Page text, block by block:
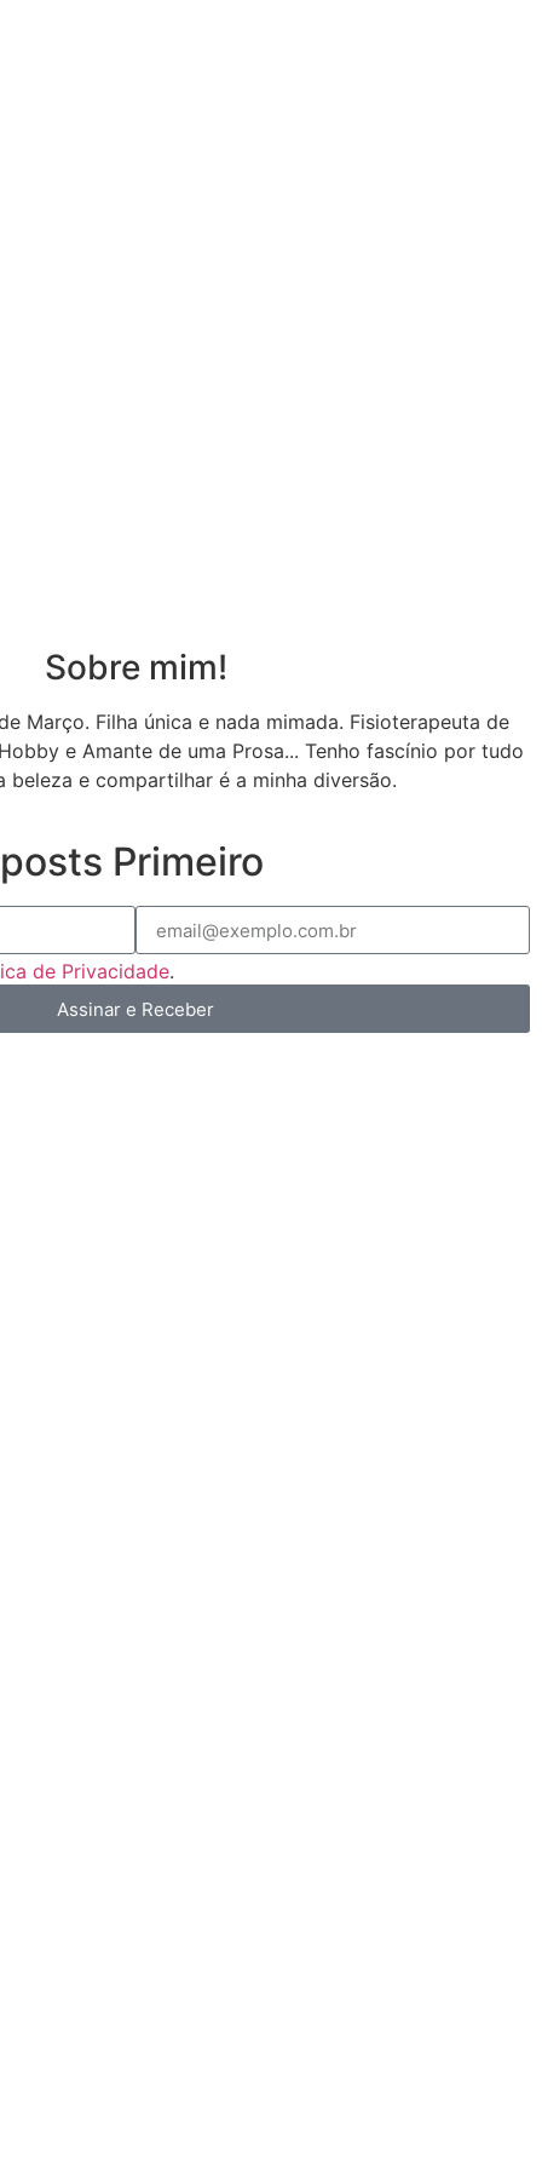
Sobre mim!
Março. Filha única e nada mimada. Fisioterapeuta de
e Amante de uma Prosa... Tenho fascínio por tudo
beleza e compartilhar é a minha diversão.
Primeiro
de Privacidade.
Assinar e Receber